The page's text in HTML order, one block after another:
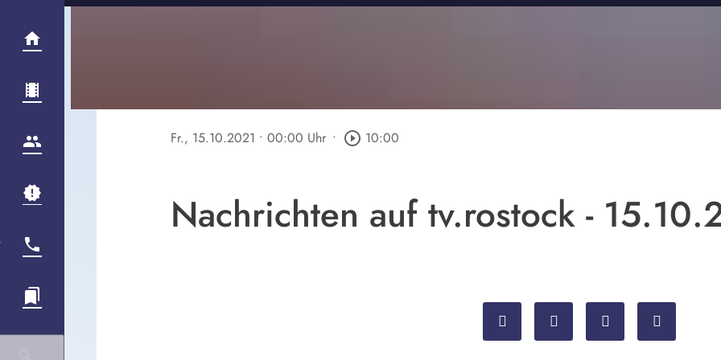
Fr., 15.10.2021 • 00:00 Uhr • play_circle_outline 10:00
Nachrichten auf tv.rostock -